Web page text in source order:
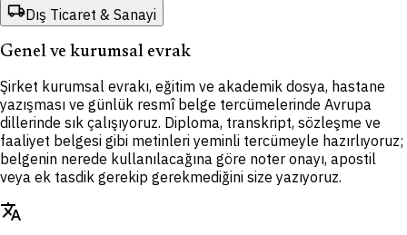
local_shippingDış Ticaret & Sanayi
Genel ve kurumsal evrak
Şirket kurumsal evrakı, eğitim ve akademik dosya, hastane
yazışması ve günlük resmî belge tercümelerinde Avrupa
dillerinde sık çalışıyoruz. Diploma, transkript, sözleşme ve
faaliyet belgesi gibi metinleri yeminli tercümeyle hazırlıyoruz;
belgenin nerede kullanılacağına göre noter onayı, apostil
veya ek tasdik gerekip gerekmediğini size yazıyoruz.
translate